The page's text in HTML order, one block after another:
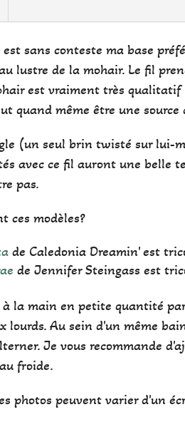
est sans conteste ma base
lustre de la mohair. Le fil
est vraiment très qualitatif
quand même être une source
(un seul brin twisté sur lui-
avec ce fil auront une belle
pas.
ces modèles?
de Caledonia Dreamin' est
de Jennifer Steingass est
la main en petite quantité
lourds. Au sein d'un même
Je vous recommande
froide.
photos peuvent varier d'un